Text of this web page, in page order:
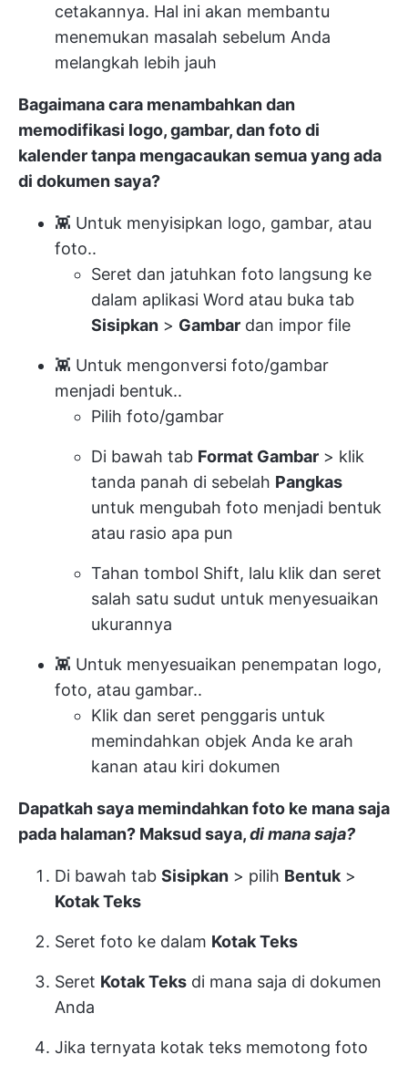
cetakannya. Hal ini akan membantu
menemukan masalah sebelum Anda
melangkah lebih jauh
Bagaimana cara menambahkan dan
memodifikasi logo, gambar, dan foto di
kalender tanpa mengacaukan semua yang ada
di dokumen saya?
👾 Untuk menyisipkan logo, gambar, atau
foto..
Seret dan jatuhkan foto langsung ke
dalam aplikasi Word atau buka tab
Sisipkan > Gambar dan impor file
👾 Untuk mengonversi foto/gambar
menjadi bentuk..
Pilih foto/gambar
Di bawah tab Format Gambar > klik
tanda panah di sebelah Pangkas
untuk mengubah foto menjadi bentuk
atau rasio apa pun
Tahan tombol Shift, lalu klik dan seret
salah satu sudut untuk menyesuaikan
ukurannya
👾 Untuk menyesuaikan penempatan logo,
foto, atau gambar..
Klik dan seret penggaris untuk
memindahkan objek Anda ke arah
kanan atau kiri dokumen
Dapatkah saya memindahkan foto ke mana saja
pada halaman? Maksud saya,di mana saja?
Di bawah tab Sisipkan > pilih Bentuk >
Kotak Teks
Seret foto ke dalam Kotak Teks
Seret Kotak Teks di mana saja di dokumen
Anda
Jika ternyata kotak teks memotong foto